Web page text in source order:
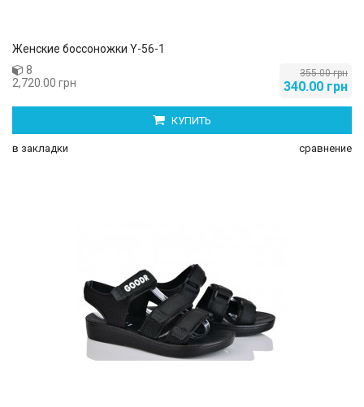
Женские боссоножки Y-56-1
355.00 грн
340.00 грн
8
2,720.00 грн
КУПИТЬ
в закладки сравнение